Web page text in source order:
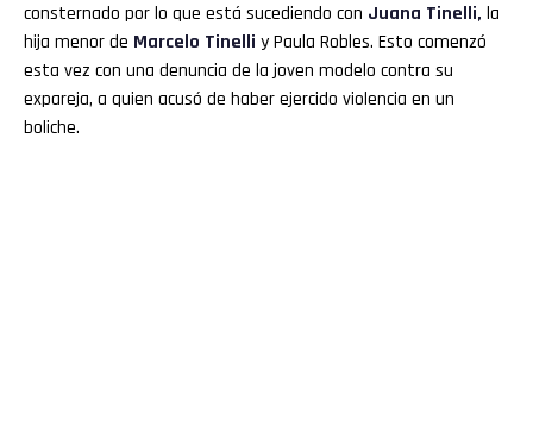
consternado por lo que está sucediendo con Juana Tinelli, la
hija menor de Marcelo Tinelli y Paula Robles. Esto comenzó
esta vez con una denuncia de la joven modelo contra su
expareja, a quien acusó de haber ejercido violencia en un
boliche.